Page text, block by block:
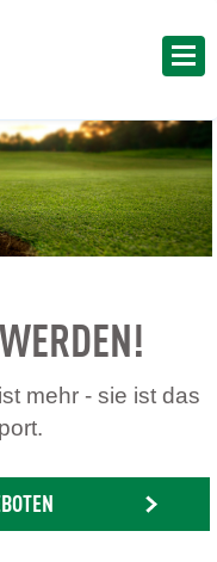
mehr - sie ist das